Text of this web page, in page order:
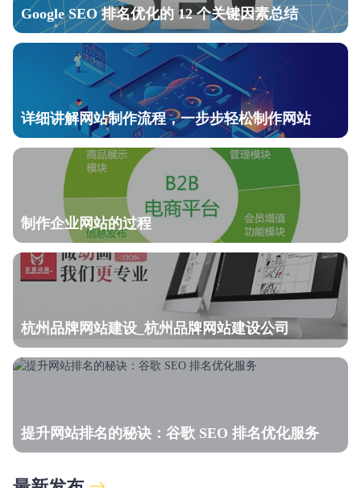
Google SEO 排名优化的 12 个关键因素总结
详细讲解网站制作流程，一步步轻松制作网站
制作企业网站的过程
杭州品牌网站建设_杭州品牌网站建设公司
提升网站排名的秘诀：谷歌 SEO 排名优化服务